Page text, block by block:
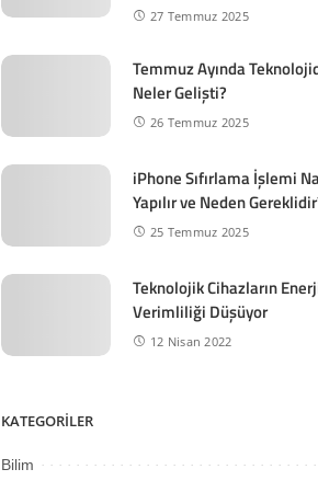
27 Temmuz 2025
Temmuz Ayında
Neler Gelişti?
26 Temmuz 2025
iPhone Sıfırlama İşlemi
Yapılır ve Neden
25 Temmuz 2025
Teknolojik Cihazların
Verimliliği Düşüyor
12 Nisan 2022
KATEGORİLER
Bilim